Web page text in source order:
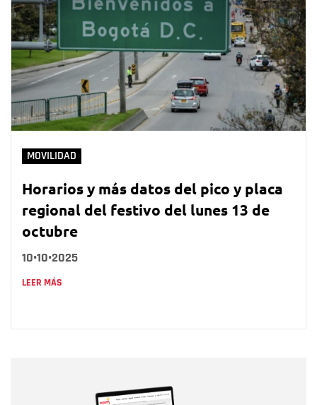
MOVILIDAD
Horarios y más datos del pico y placa
regional del festivo del lunes 13 de
octubre
10•10•2025
LEER MÁS